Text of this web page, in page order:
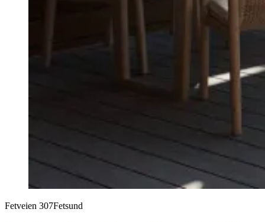
Fetveien 307Fetsund